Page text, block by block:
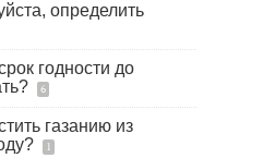
определить
годности до
6
газанию из
1